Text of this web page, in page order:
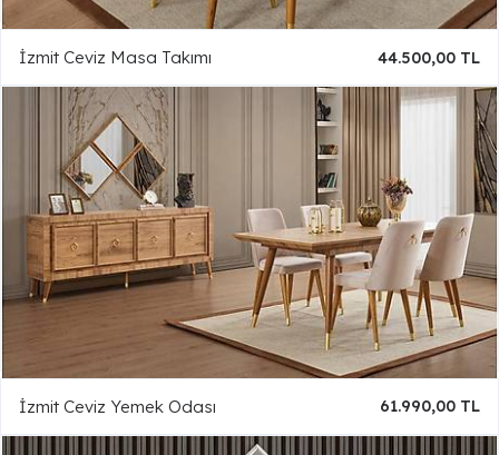
İzmit Ceviz Masa Takımı 44.500,00 TL
İzmit Ceviz Yemek Odası 61.990,00 TL